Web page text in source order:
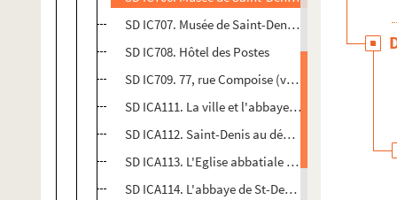
SD IC707. Musée de Saint-Denis : tombeau de
SD IC708. Hôtel des Postes
SD IC709. 77, rue Compoise (villa Guérin) à Saint-
SD ICA111. La ville et l'abbaye de Saint-Denis au
SD ICA112. Saint-Denis au début du XIXe siècle
SD ICA113. L'Eglise abbatiale de St-Denis en
SD ICA114. L'abbaye de St-Denis au XVIIIe siècle /